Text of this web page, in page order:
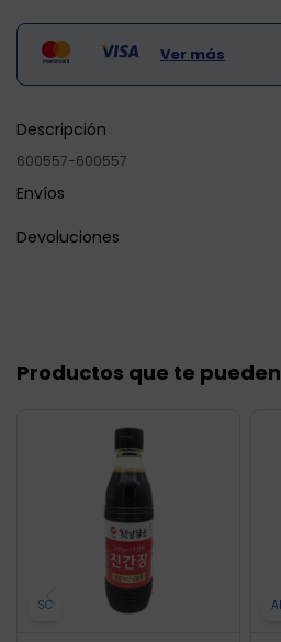
Ver más
Descripción
600557-600557
Envíos
Devoluciones
Productos que te
SC